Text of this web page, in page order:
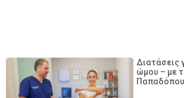
Διατάσεις
ώμου – με